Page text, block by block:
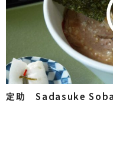
定助 Sadasuke